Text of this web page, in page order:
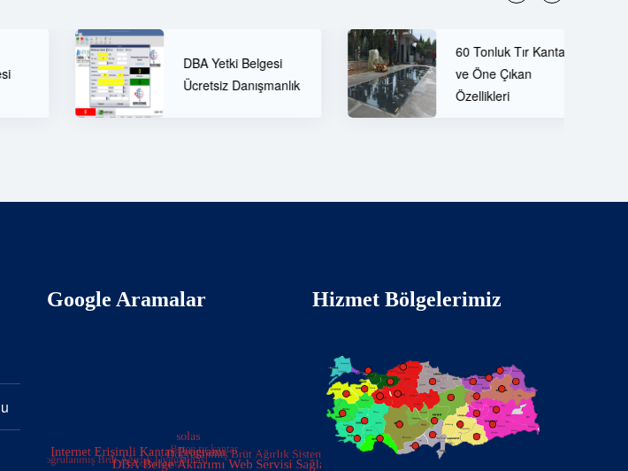
DBA Yetki Belgesi
Ücretsiz Danışmanlık
60 Tonluk Tır Kantarı
ve Öne Çıkan
Özellikleri
Google Aramalar Hizmet Bölgelerimiz